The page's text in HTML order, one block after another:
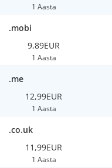
1 Aasta
.mobi
9,89EUR
1 Aasta
.me
12,99EUR
1 Aasta
.co.uk
11,99EUR
1 Aasta